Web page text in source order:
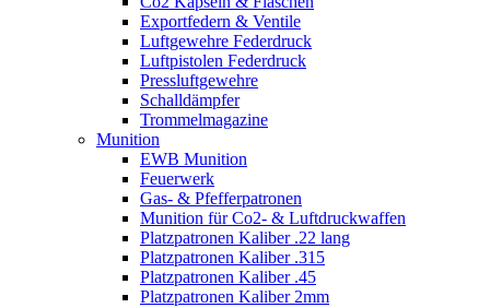
Exportfedern & Ventile
Luftgewehre Federdruck
Luftpistolen Federdruck
Pressluftgewehre
Schalldämpfer
Trommelmagazine
Munition
EWB Munition
Feuerwerk
Gas- & Pfefferpatronen
Munition für Co2- & Luftdruckwaffen
Platzpatronen Kaliber .22 lang
Platzpatronen Kaliber .315
Platzpatronen Kaliber .45
Platzpatronen Kaliber 2mm